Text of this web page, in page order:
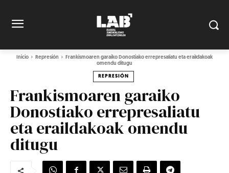
Inicio Represión
Frankismoaren garaiko Donostiako errepresaliatu eta eraildakoak
omendu ditugu
REPRESIÓN
Frankismoaren garaiko
Donostiako errepresaliatu
eta eraildakoak omendu
ditugu